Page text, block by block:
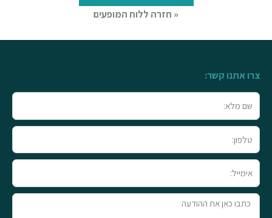
« חזרה ללוח המופעים
צרו אתנו קשר:
מלא
טלפון
טקסט